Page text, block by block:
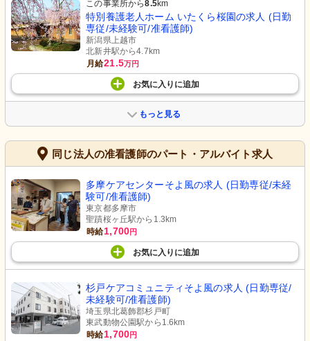
この事業所から8.5km
特別養護老人ホーム いたくら桜園の求人 (日勤
専従/未経験可/准看護師)
新潟県上越市
北新井駅から4.7km
月給21.5万円
お気に入り に追加
もっと見る
同じ法人の准看護師のパート・アルバイト求人
多摩ケアセンターそよ風の求人 (日勤専従/未経
験可/准看護師)
東京都多摩市
聖蹟桜ヶ丘駅から1.3km
時給1,700円
お気に入り に追加
杉戸ケアコミュニティそよ風の求人 (日勤専従/
未経験可/准看護師)
埼玉県北葛飾郡杉戸町
東武動物公園駅から1.6km
時給1,700円